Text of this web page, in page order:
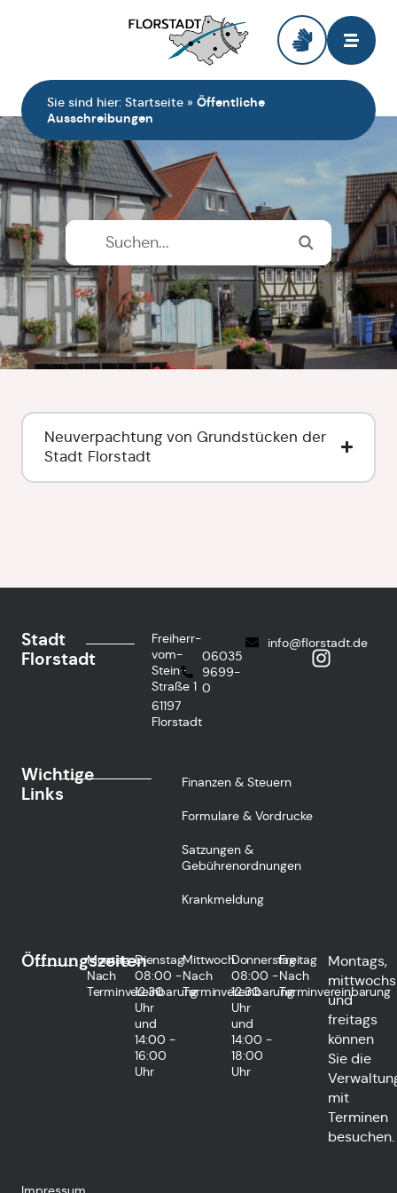
Sie sind hier: Startseite » Öffentliche
Ausschreibungen
Neuverpachtung von Grundstücken der
Stadt Florstadt
Stadt
Florstadt
Freiherr-
vom-
Stein-
Straße 1
61197
Florstadt
06035
9699-
0
info@florstadt.de
Wichtige
Links
Finanzen & Steuern
Formulare & Vordrucke
Satzungen &
Gebührenordnungen
Krankmeldung
Öffnungszeiten
Montag
Nach
Terminvereinbarung
Dienstag
08:00 -
12:30
Uhr
und
14:00 -
16:00
Uhr
Mittwoch
Nach
Terminvereinbarung
Donnerstag
08:00 -
12:30
Uhr
und
14:00 -
18:00
Uhr
Freitag
Nach
Terminvereinbarung
Montags,
mittwochs
und
freitags
können
Sie die
mit
Terminen
besuchen.